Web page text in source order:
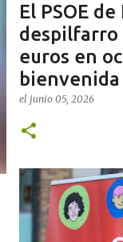
El PSOE
despilfarro
euros en
bienvenida
el junio 05, 2026